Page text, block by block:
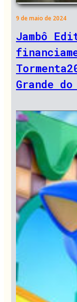
9 de maio de 2024
Jambô
Grande